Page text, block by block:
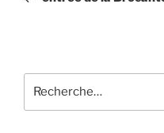
l’article
pour